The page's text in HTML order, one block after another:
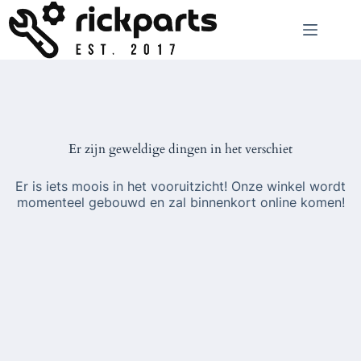
naar
de
inhoud
Er zijn geweldige dingen in het verschiet
Er is iets moois in het vooruitzicht! Onze winkel wordt
momenteel gebouwd en zal binnenkort online komen!